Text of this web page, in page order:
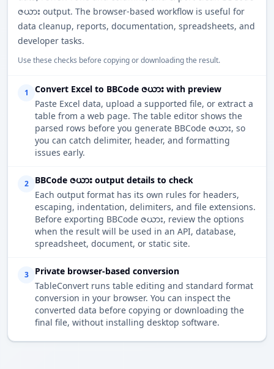
ဇယား output. The browser-based workflow is useful for
data cleanup, reports, documentation, spreadsheets, and
developer tasks.
Use these checks before copying or downloading the result.
1
Convert Excel to BBCode ဇယား with preview
Paste Excel data, upload a supported file, or extract a
table from a web page. The table editor shows the
parsed rows before you generate BBCode ဇယား, so
you can catch delimiter, header, and formatting
issues early.
2
BBCode ဇယား output details to check
Each output format has its own rules for headers,
escaping, indentation, delimiters, and file extensions.
Before exporting BBCode ဇယား, review the options
when the result will be used in an API, database,
spreadsheet, document, or static site.
3
Private browser-based conversion
TableConvert runs table editing and standard format
conversion in your browser. You can inspect the
converted data before copying or downloading the
final file, without installing desktop software.